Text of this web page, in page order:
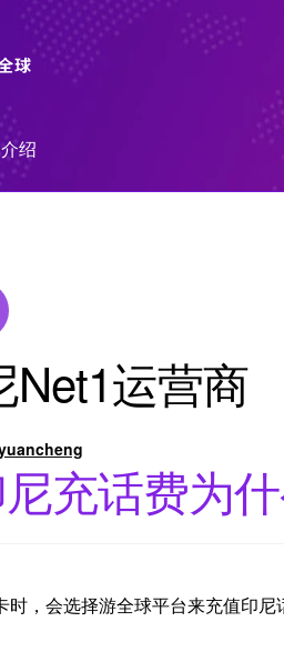
绍
Net1运营商
充话费为
，会选择游全球平台来充值印尼